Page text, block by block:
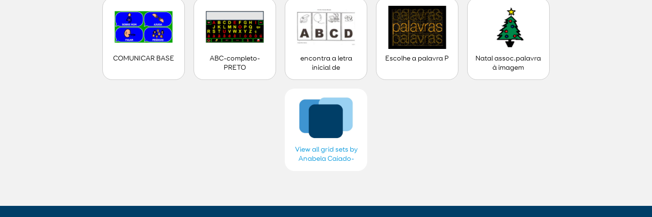
COMUNICAR BASE
ABC-completo-
PRETO
encontra a letra
inicial de
Escolhe a palavra P
Natal assoc.palavra
à imagem
View all grid sets by
Anabela Caiado-